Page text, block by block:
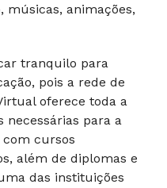
músicas, animações,
tranquilo para
pois a rede de
oferece toda a
para a
cursos
além de diplomas e
das instituições